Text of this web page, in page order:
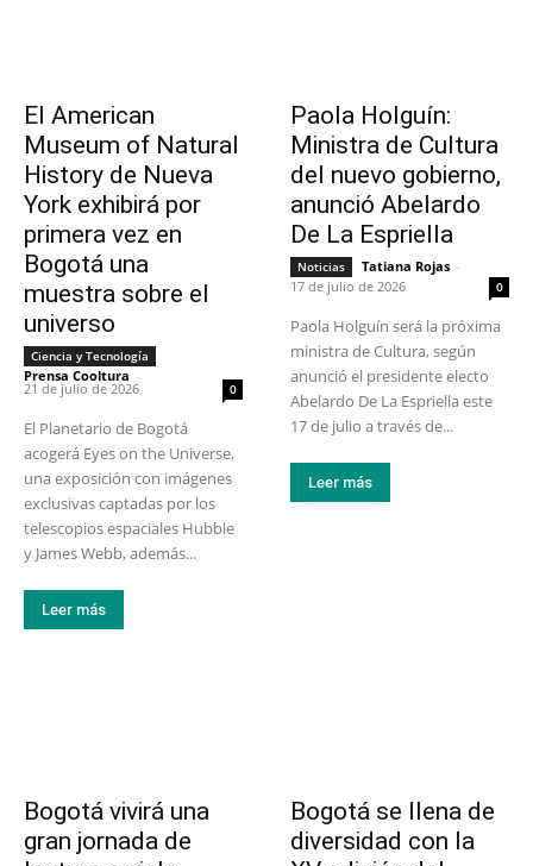
El American
Museum of Natural
History de Nueva
York exhibirá por
primera vez en
Bogotá una
muestra sobre el
universo
Ciencia y Tecnología
Prensa Cooltura -
21 de julio de 2026 0
El Planetario de Bogotá
acogerá Eyes on the Universe,
una exposición con imágenes
exclusivas captadas por los
telescopios espaciales Hubble
y James Webb, además...
Leer más
Paola Holguín:
Ministra de Cultura
del nuevo gobierno,
anunció Abelardo
De La Espriella
Noticias Tatiana Rojas -
17 de julio de 2026
0
Paola Holguín será la próxima
ministra de Cultura, según
anunció el presidente electo
Abelardo De La Espriella este
17 de julio a través de...
Leer más
Bogotá vivirá una
gran jornada de
Bogotá se llena de
diversidad con la